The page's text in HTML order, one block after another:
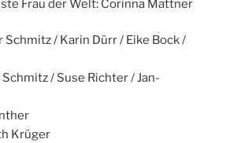
Frau der Welt: Corinna Mattner
Schmitz / Karin Dürr / Eike Bock /
/ Suse Richter / Jan-
Krüger